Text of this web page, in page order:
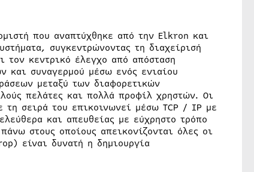
που αναπτύχθηκε από την Elkron και
συγκεντρώνοντας τη διαχείρισή
κεντρικό έλεγχο από απόσταση
και συναγερμού μέσω ενός ενιαίου
μεταξύ των διαφορετικών
πελάτες και πολλά προφίλ χρηστών. Οι
τη σειρά του επικοινωνεί μέσω TCP / IP με
και απευθείας με εύχρηστο τρόπο
στους οποίους απεικονίζονται όλες οι
είναι δυνατή η δημιουργία